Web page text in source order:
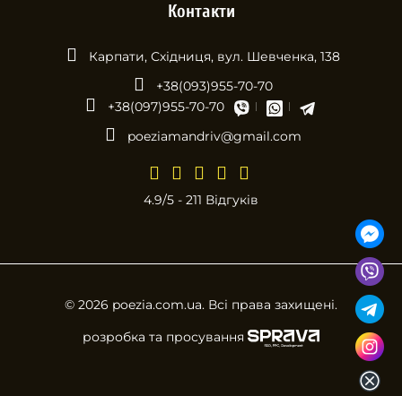
Контакти
Карпати, Східниця, вул. Шевченка, 138
+38(093)955-70-70
+38(097)955-70-70
poeziamandriv@gmail.com
4.9/5 - 211 Відгуків
© 2026 poezia.com.ua. Всі права захищені.
розробка та просування